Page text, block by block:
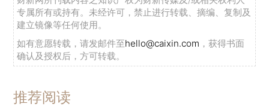
专属所有或持有。未经许可，禁止进行转载、摘编、复制及
建立镜像等任何使用。
如有意愿转载，请发邮件至hello@caixin.com ，获得书面
确认及授权后，方可转载。
推荐阅读